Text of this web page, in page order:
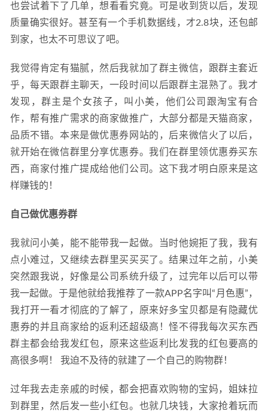
也尝试着下了几单，想看看究竟。可是收到货以后，发现
质量确实很好。甚至有一个手机数据线，才2.8块，还包邮
到家，也太不可思议了吧。
我觉得肯定有猫腻，然后我就加了群主微信，跟群主套近
乎，每天跟群主聊天，一段时间以后跟群主混熟了。我才
发现，群主是个女孩子，叫小美，他们公司跟淘宝有合
作，帮有推广需求的商家做推广，大部分都是天猫商家，
品质不错。本来是做优惠券网站的，后来微信火了以后，
就开始在微信群里分享优惠券。我们在群里领优惠券买东
西，商家付推广提成给他们公司。这下我才明白原来是这
样赚钱的！
自己做优惠券群
我就问小美，能不能带我一起做。当时他婉拒了我，我有
点小难过，又继续去群里买买买了。结果过年之前，小美
突然跟我说，好像是公司系统升级了，过完年以后可以带
我一起做。于是他就给我推荐了一款APP名字叫“月色惠”，
我打开一看才彻底的了解了，原来好多宝贝都是有隐藏优
惠券的并且商家给的返利还超级高！怪不得我每次买东西
群主都会给我发红包，原来这些返利比发我的红包要高的
高很多啊！ 我迫不及待的就建了一个自己的购物群！
过年我去走亲戚的时候，都会把喜欢购物的宝妈，姐妹拉
到群里，然后发一些小红包。也就几块钱，大家抢着玩而